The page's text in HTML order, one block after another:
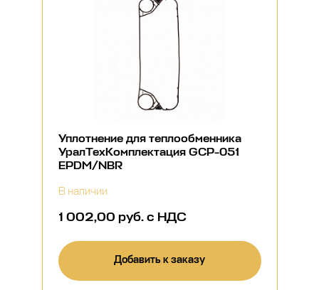
Уплотнение для теплообменника
УралТехКомплектация GCP-051
EPDM/NBR
В наличии
1 002,00 руб. с НДС
Добавить к заказу